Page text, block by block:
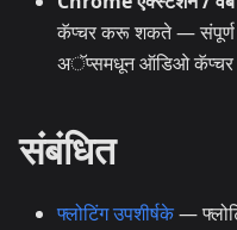
कॅप्चर करू शकते — संपूर्ण
अॅप्समधून ऑडिओ कॅप्चर
संबंधित
फ्लोटिंग उपशीर्षके—